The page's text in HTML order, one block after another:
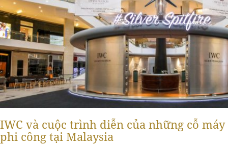
IWC và cuộc trình diễn của những cỗ máy
phi công tại Malaysia